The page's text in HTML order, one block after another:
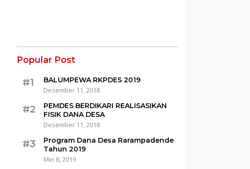
Popular Post
#1
BALUMPEWA RKPDES 2019
Desember 11, 2018
#2
PEMDES BERDIKARI REALISASIKAN
FISIK DANA DESA
Desember 11, 2018
#3
Program Dana Desa Rarampadende
Tahun 2019
Mei 8, 2019